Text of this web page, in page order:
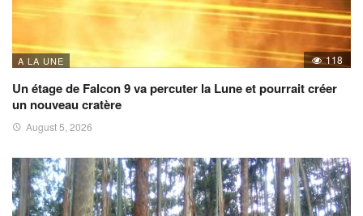
A LA UNE 118
Un étage de Falcon 9 va percuter la Lune et pourrait créer
un nouveau cratère
August 5, 2026